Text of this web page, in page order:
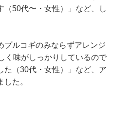
（50代〜・女性）」など、し
プルコギのみならずアレンジ
く味がしっかりしているので
た（30代・女性）」など、ア
た。